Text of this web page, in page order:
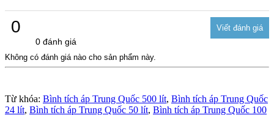
0
0 đánh giá
Không có đánh giá nào cho sản phẩm này.
Từ khóa: Bình tích áp Trung Quốc 500 lít, Bình tích áp Trung Quốc
24 lít, Bình tích áp Trung Quốc 50 lít, Bình tích áp Trung Quốc 100